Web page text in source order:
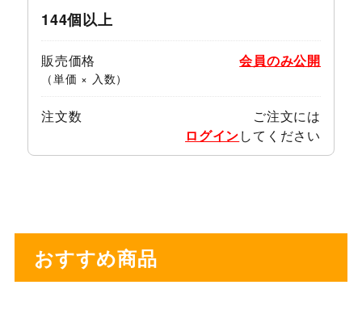
144個以上
販売価格
（単価 × 入数）
会員のみ公開
注文数
ご注文には
ログインしてください
おすすめ商品